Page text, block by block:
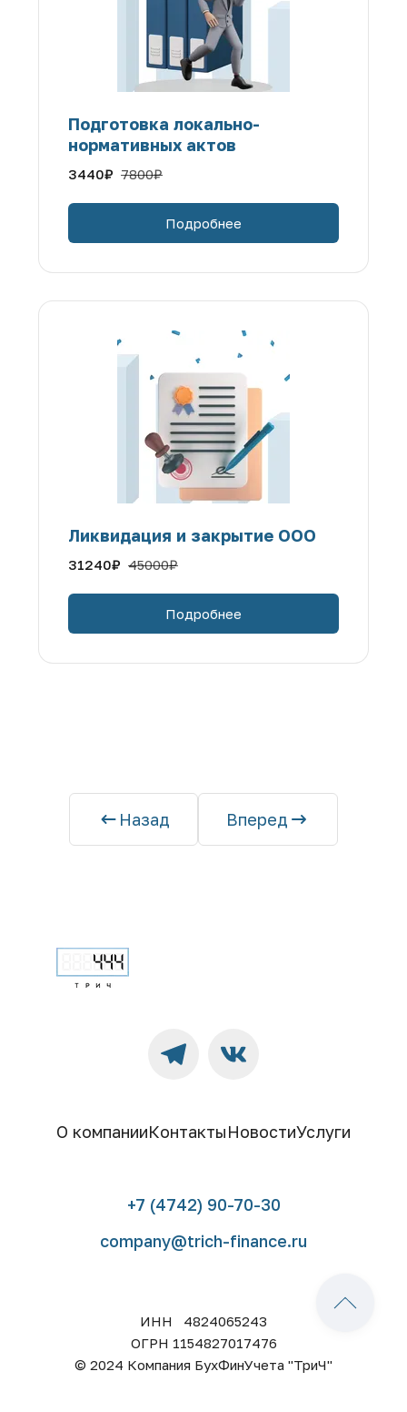
Подготовка локально-
нормативных актов
3440₽ 7800₽
Подробнее
Ликвидация и закрытие ООО
31240₽ 45000₽
Подробнее
Назад Вперед
О компанииКонтактыНовостиУслуги
+7 (4742) 90-70-30
company@trich-finance.ru
ИНН   4824065243
ОГРН 1154827017476
© 2024 Компания БухФинУчета "ТриЧ"